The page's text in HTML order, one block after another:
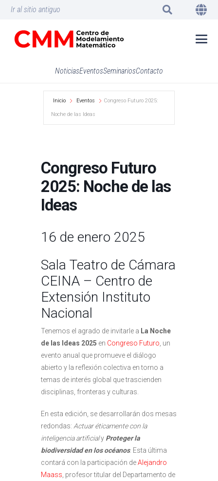
Ir al sitio antiguo
NoticiasEventosSeminariosContacto
Inicio Eventos Congreso Futuro 2025:
Noche de las Ideas
Congreso Futuro
2025: Noche de las
Ideas
16 de enero 2025
Sala Teatro de Cámara
CEINA – Centro de
Extensión Instituto
Nacional
Tenemos el agrado de invitarle a La Noche
de las Ideas 2025 en Congreso Futuro , un
evento anual que promueve el diálogo
abierto y la reflexión colectiva en torno a
temas de interés global que trascienden
disciplinas, fronteras y culturas.
En esta edición, se desarrollarán dos mesas
redondas: Actuar éticamente con la
inteligencia artificialy Proteger la
biodiversidad en los océanos. Esta última
contará con la participación deAlejandro
Maass , profesor titular del Departamento de